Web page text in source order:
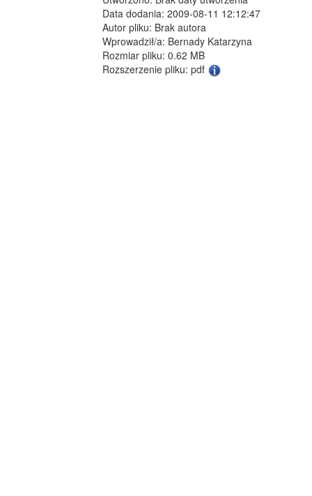
Data dodania: 2009-08-11 12:12:47
Autor pliku: Brak autora
Wprowadził/a: Bernady Katarzyna
Rozmiar pliku: 0.62 MB
Rozszerzenie pliku: pdf